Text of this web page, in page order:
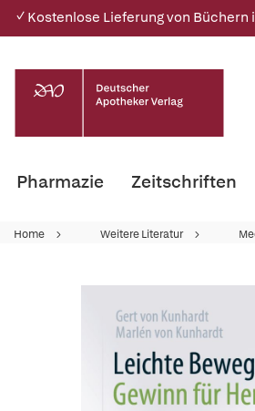
✓ Kostenlose Lieferung von
Pharmazie Zeitschriften
Home Weitere Literatur